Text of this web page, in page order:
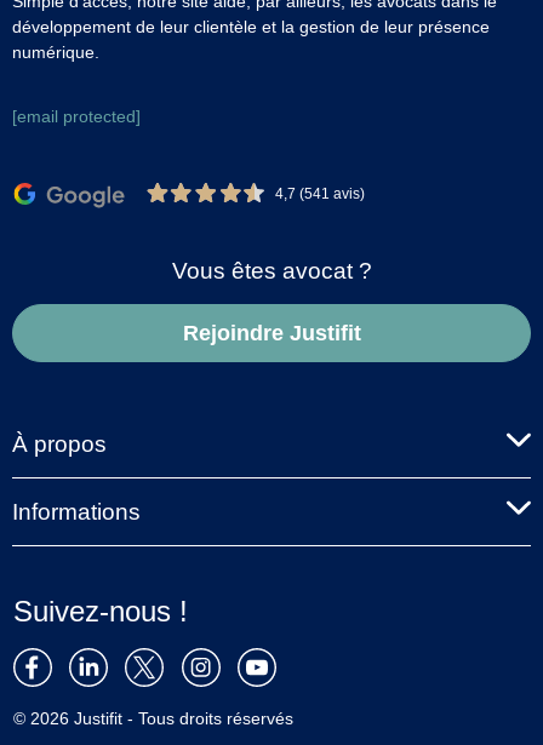
développement de leur clientèle et la gestion de leur présence
numérique.
[email protected]
4,7 (541 avis)
Vous êtes avocat ?
Rejoindre Justifit
À propos
Informations
Suivez-nous !
© 2026 Justifit - Tous droits réservés